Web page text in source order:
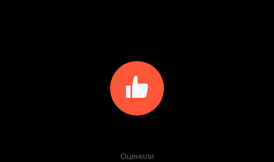
Оценили